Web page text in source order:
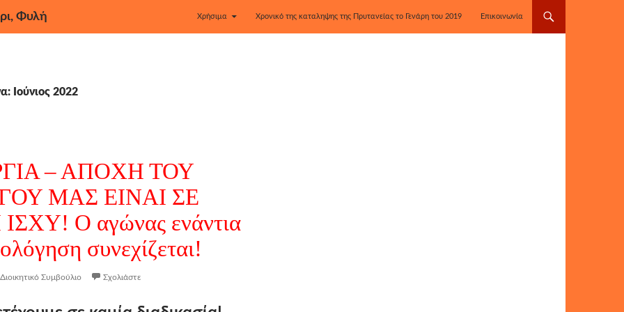
Φυλή Χρήσιμα Χρονικό της καταληψης της Πρυτανείας το Γενάρη του 2019 Επικοινωνία
Ιούνιος 2022
– ΑΠΟΧΗ ΤΟΥ
ΜΑΣ ΕΙΝΑΙ ΣΕ
Ο αγώνας ενάντια
συνεχίζεται!
Διοικητικό Συμβούλιο Σχολιάστε